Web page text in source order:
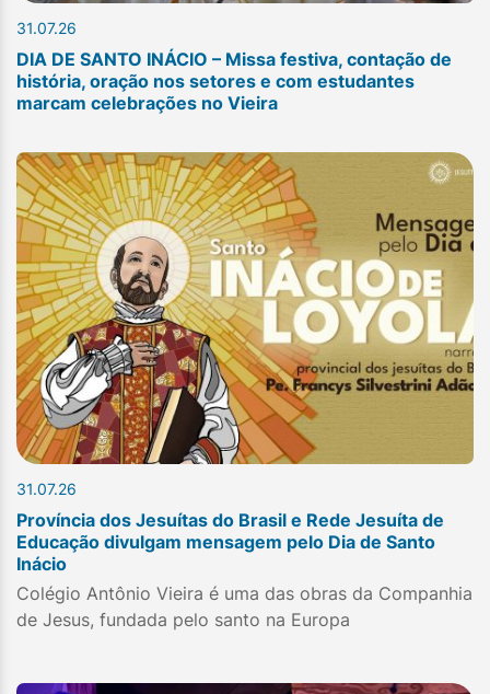
31.07.26
DIA DE SANTO INÁCIO – Missa festiva, contação de
história, oração nos setores e com estudantes
marcam celebrações no Vieira
31.07.26
Província dos Jesuítas do Brasil e Rede Jesuíta de
Educação divulgam mensagem pelo Dia de Santo
Inácio
Colégio Antônio Vieira é uma das obras da Companhia
de Jesus, fundada pelo santo na Europa